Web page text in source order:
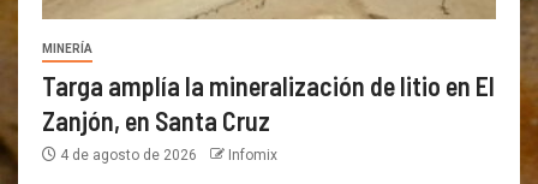
MINERÍA
Targa amplía la mineralización de litio en El
Zanjón, en Santa Cruz
4 de agosto de 2026 Infomix